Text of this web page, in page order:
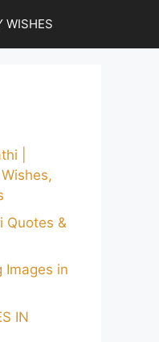
WISHES
|
Quotes &
Images in
IN